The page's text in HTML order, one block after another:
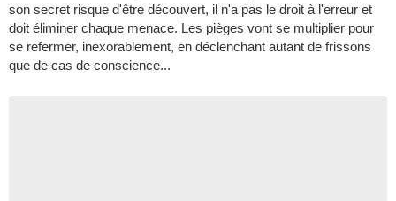
son secret risque d'être découvert, il n'a pas le droit à l'erreur et
doit éliminer chaque menace. Les pièges vont se multiplier pour
se refermer, inexorablement, en déclenchant autant de frissons
que de cas de conscience...